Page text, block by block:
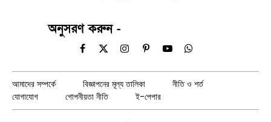
অনুসরণ করুন -
Facebook
X
InstagramPinterestYouTubeWhatsApp
আমাদের সম্পর্কে বিজ্ঞাপনের মূল্য তালিকা
নীতি ও শর্ত
যোগাযোগ
গোপনীয়তা নীতি ই-পেপার